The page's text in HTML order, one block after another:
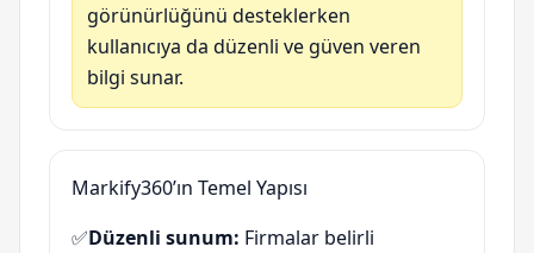
görünürlüğünü desteklerken
kullanıcıya da düzenli ve güven veren
bilgi sunar.
Markify360’ın Temel Yapısı
✅Düzenli sunum: Firmalar belirli